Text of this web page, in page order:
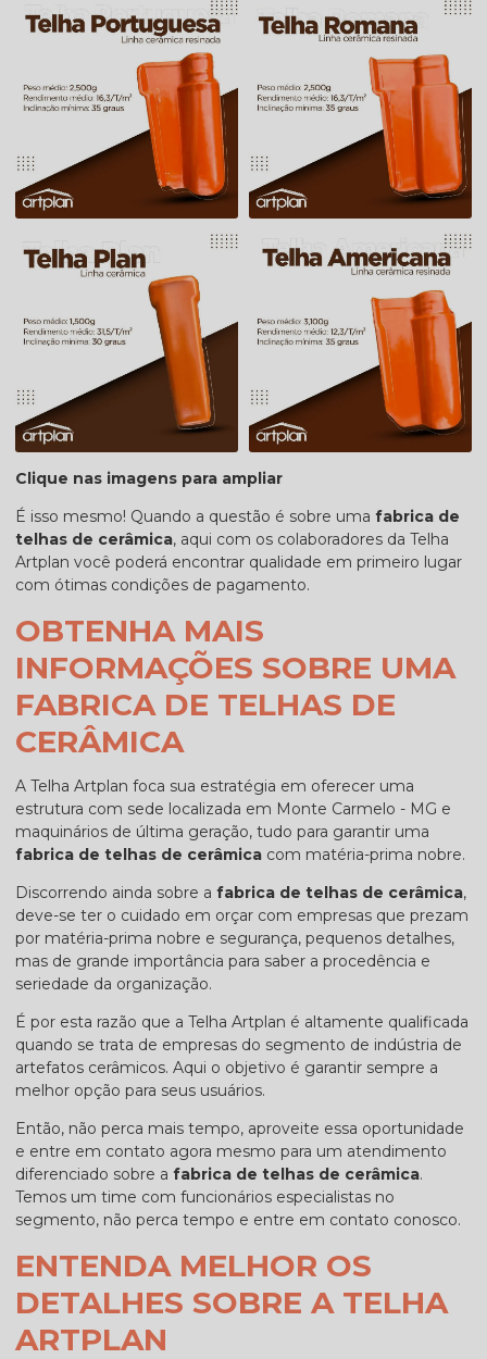
Clique nas imagens para ampliar
É isso mesmo! Quando a questão é sobre uma fabrica de
telhas de cerâmica, aqui com os colaboradores da Telha
Artplan você poderá encontrar qualidade em primeiro lugar
com ótimas condições de pagamento.
OBTENHA MAIS
INFORMAÇÕES SOBRE UMA
FABRICA DE TELHAS DE
CERÂMICA
A Telha Artplan foca sua estratégia em oferecer uma
estrutura com sede localizada em Monte Carmelo - MG e
maquinários de última geração, tudo para garantir uma
fabrica de telhas de cerâmica com matéria-prima nobre.
Discorrendo ainda sobre a fabrica de telhas de cerâmica,
deve-se ter o cuidado em orçar com empresas que prezam
por matéria-prima nobre e segurança, pequenos detalhes,
mas de grande importância para saber a procedência e
seriedade da organização.
É por esta razão que a Telha Artplan é altamente qualificada
quando se trata de empresas do segmento de indústria de
artefatos cerâmicos. Aqui o objetivo é garantir sempre a
melhor opção para seus usuários.
Então, não perca mais tempo, aproveite essa oportunidade
e entre em contato agora mesmo para um atendimento
diferenciado sobre a fabrica de telhas de cerâmica.
Temos um time com funcionários especialistas no
segmento, não perca tempo e entre em contato conosco.
ENTENDA MELHOR OS
DETALHES SOBRE A TELHA
ARTPLAN